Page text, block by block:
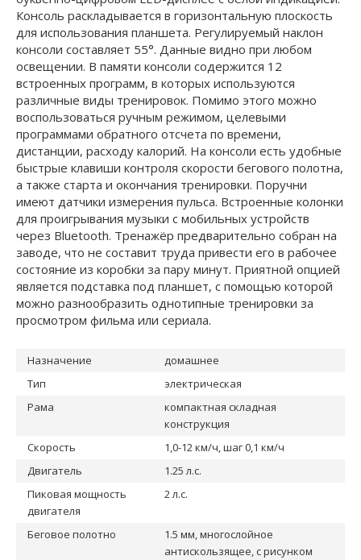
Консоль раскладывается в горизонтальную плоскость
для использования планшета. Регулируемый наклон
консоли составляет 55°. Данные видно при любом
освещении. В памяти консоли содержится 12
встроенных программ, в которых используются
различные виды тренировок. Помимо этого можно
воспользоваться ручным режимом, целевыми
программами обратного отсчета по времени,
дистанции, расходу калорий. На консоли есть удобные
быстрые клавиши контроля скорости бегового полотна,
а также старта и окончания тренировки. Поручни
имеют датчики измерения пульса. Встроенные колонки
для проигрывания музыки с мобильных устройств
через Bluetooth. Тренажёр предварительно собран на
заводе, что не составит труда привести его в рабочее
состояние из коробки за пару минут. Приятной опцией
является подставка под планшет, с помощью которой
можно разнообразить однотипные тренировки за
просмотром фильма или сериала.
Назначение
домашнее
Тип
электрическая
Рама
компактная складная
конструкция
Скорость
1,0-12 км/ч, шаг 0,1 км/ч
Двигатель
1.25 л.с.
Пиковая мощность
двигателя
2 л.с.
Беговое полотно
1.5 мм, многослойное
антискользящее, с рисунком